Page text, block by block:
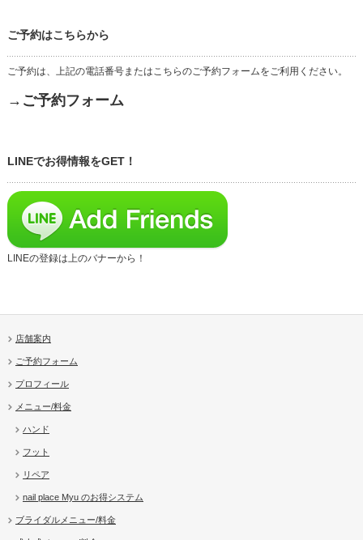
ご予約はこちらから
ご予約は、上記の電話番号またはこちらのご予約フォームをご利用ください。
→ご予約フォーム
LINEでお得情報をGET！
LINEの登録は上のバナーから！
店舗案内
ご予約フォーム
プロフィール
メニュー/料金
ハンド
フット
リペア
nail place Myu のお得システム
ブライダルメニュー/料金